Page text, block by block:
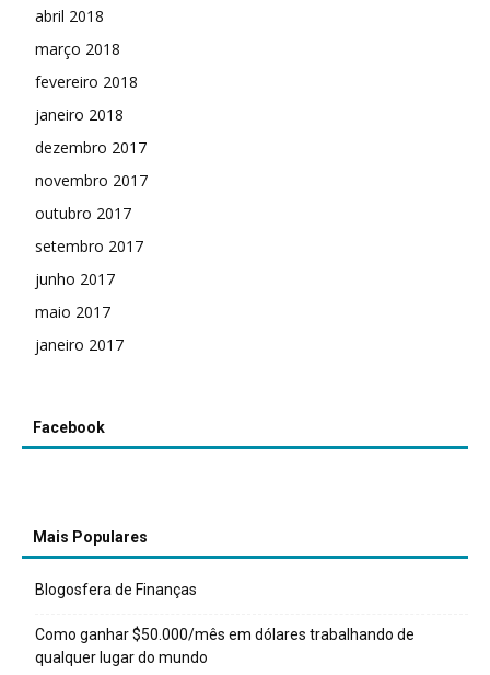
abril 2018
março 2018
fevereiro 2018
janeiro 2018
dezembro 2017
novembro 2017
outubro 2017
setembro 2017
junho 2017
maio 2017
janeiro 2017
Facebook
Mais Populares
Blogosfera de Finanças
Como ganhar $50.000/mês em dólares trabalhando de
qualquer lugar do mundo